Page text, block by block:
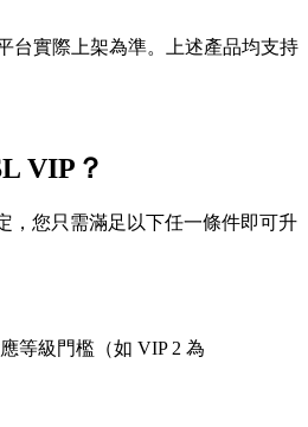
台實際上架為準。上述產品均支持
VIP？
，您只需滿足以下任一條件即可升
等級門檻（如 VIP 2 為